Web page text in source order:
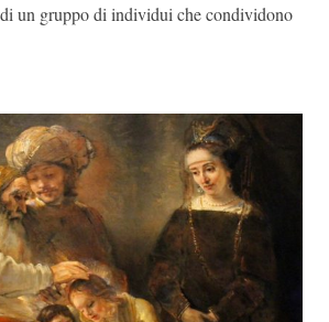
un gruppo di individui che condividono